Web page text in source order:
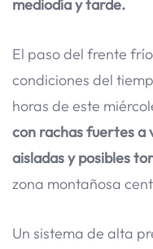
mediodía y tarde.
El paso del frente
condiciones del
horas de este
con rachas fuertes a
aisladas y posibles
zona montañosa
Un sistema de alta